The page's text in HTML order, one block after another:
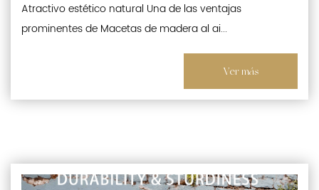
Atractivo estético natural Una de las ventajas
prominentes de Macetas de madera al ai...
Ver más